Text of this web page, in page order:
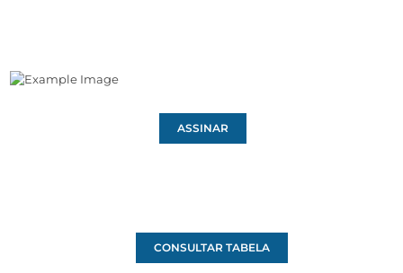
ASSINAR
CONSULTAR TABELA